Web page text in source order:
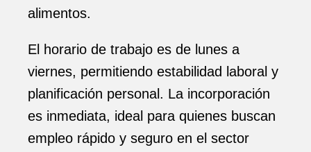
alimentos.
El horario de trabajo es de lunes a
viernes, permitiendo estabilidad laboral y
planificación personal. La incorporación
es inmediata, ideal para quienes buscan
empleo rápido y seguro en el sector